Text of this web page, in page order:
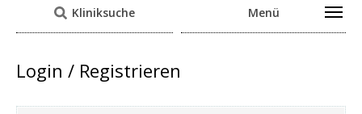
Kliniksuche Menü
Login / Registrieren